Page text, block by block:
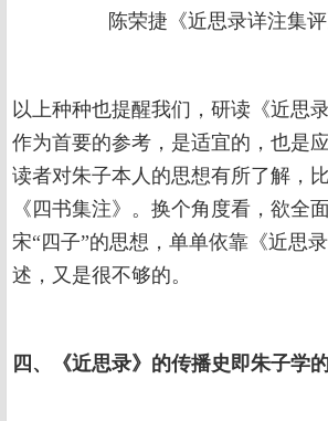
陈荣捷《近思录详注集
以上种种也提醒我们，研读《近思
作为首要的参考，是适宜的，也是
读者对朱子本人的思想有所了解，
《四书集注》。换个角度看，欲全
宋“四子”的思想，单单依靠《近思
述，又是很不够的。
四、《近思录》的传播史即朱子学